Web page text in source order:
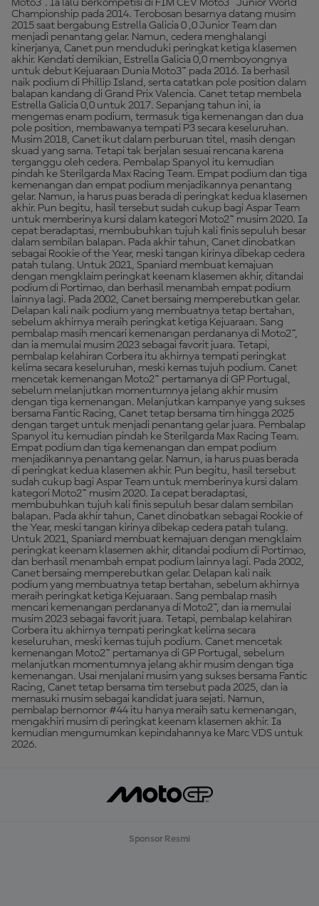
Moto3™. Ia lalu berkompetisi di FIM CEV Moto3™ Junior World
Championship pada 2014. Terobosan besarnya datang musim
2015 saat bergabung Estrella Galicia 0 ,0 Junior Team dan
menjadi penantang gelar. Namun, cedera menghalangi
kinerjanya, Canet pun menduduki peringkat ketiga klasemen
akhir. Kendati demikian, Estrella Galicia 0,0 memboyongnya
untuk debut Kejuaraan Dunia Moto3™ pada 2016. Ia berhasil
naik podium di Phillip Island, serta catatkan pole position dalam
balapan kandang di Grand Prix Valencia. Canet tetap membela
Estrella Galicia 0,0 untuk 2017. Sepanjang tahun ini, ia
mengemas enam podium, termasuk tiga kemenangan dan dua
pole position, membawanya tempati P3 secara keseluruhan.
Musim 2018, Canet ikut dalam perburuan titel, masih dengan
skuad yang sama. Tetapi tak berjalan sesuai rencana karena
terganggu oleh cedera. Pembalap Spanyol itu kemudian
pindah ke Sterilgarda Max Racing Team. Empat podium dan tiga
kemenangan dan empat podium menjadikannya penantang
gelar. Namun, ia harus puas berada di peringkat kedua klasemen
akhir. Pun begitu, hasil tersebut sudah cukup bagi Aspar Team
untuk memberinya kursi dalam kategori Moto2™ musim 2020. Ia
cepat beradaptasi, membubuhkan tujuh kali finis sepuluh besar
dalam sembilan balapan. Pada akhir tahun, Canet dinobatkan
sebagai Rookie of the Year, meski tangan kirinya dibekap cedera
patah tulang. Untuk 2021, Spaniard membuat kemajuan
dengan mengklaim peringkat keenam klasemen akhir, ditandai
podium di Portimao, dan berhasil menambah empat podium
lainnya lagi. Pada 2002, Canet bersaing memperebutkan gelar.
Delapan kali naik podium yang membuatnya tetap bertahan,
sebelum akhirnya meraih peringkat ketiga Kejuaraan. Sang
pembalap masih mencari kemenangan perdananya di Moto2™,
dan ia memulai musim 2023 sebagai favorit juara. Tetapi,
pembalap kelahiran Corbera itu akhirnya tempati peringkat
kelima secara keseluruhan, meski kemas tujuh podium. Canet
mencetak kemenangan Moto2™ pertamanya di GP Portugal,
sebelum melanjutkan momentumnya jelang akhir musim
dengan tiga kemenangan. Melanjutkan kampanye yang sukses
bersama Fantic Racing, Canet tetap bersama tim hingga 2025
dengan target untuk menjadi penantang gelar juara. Pembalap
Spanyol itu kemudian pindah ke Sterilgarda Max Racing Team.
Empat podium dan tiga kemenangan dan empat podium
menjadikannya penantang gelar. Namun, ia harus puas berada
di peringkat kedua klasemen akhir. Pun begitu, hasil tersebut
sudah cukup bagi Aspar Team untuk memberinya kursi dalam
kategori Moto2™ musim 2020. Ia cepat beradaptasi,
membubuhkan tujuh kali finis sepuluh besar dalam sembilan
balapan. Pada akhir tahun, Canet dinobatkan sebagai Rookie of
the Year, meski tangan kirinya dibekap cedera patah tulang.
Untuk 2021, Spaniard membuat kemajuan dengan mengklaim
peringkat keenam klasemen akhir, ditandai podium di Portimao,
dan berhasil menambah empat podium lainnya lagi. Pada 2002,
Canet bersaing memperebutkan gelar. Delapan kali naik
podium yang membuatnya tetap bertahan, sebelum akhirnya
meraih peringkat ketiga Kejuaraan. Sang pembalap masih
mencari kemenangan perdananya di Moto2™, dan ia memulai
musim 2023 sebagai favorit juara. Tetapi, pembalap kelahiran
Corbera itu akhirnya tempati peringkat kelima secara
keseluruhan, meski kemas tujuh podium. Canet mencetak
kemenangan Moto2™ pertamanya di GP Portugal, sebelum
melanjutkan momentumnya jelang akhir musim dengan tiga
kemenangan. Usai menjalani musim yang sukses bersama Fantic
Racing, Canet tetap bersama tim tersebut pada 2025, dan ia
memasuki musim sebagai kandidat juara sejati. Namun,
pembalap bernomor #44 itu hanya meraih satu kemenangan,
mengakhiri musim di peringkat keenam klasemen akhir. Ia
kemudian mengumumkan kepindahannya ke Marc VDS untuk
2026.
Sponsor Resmi